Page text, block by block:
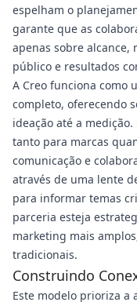
espelham o
garante que as
apenas sobre alcance,
público e resultados
A Creo funciona como
completo, oferecendo
ideação até a
tanto para marcas
comunicação e
através de uma lente
para informar temas
parceria esteja
marketing mais
tradicionais.
Construindo
Este modelo prioriza a